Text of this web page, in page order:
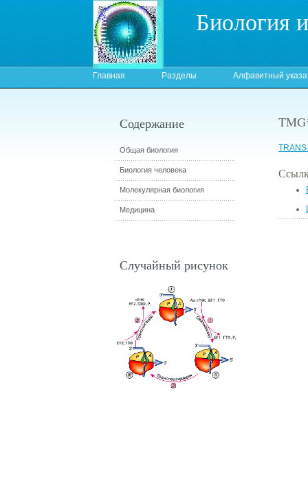
Биология
Главная Разделы Алфавитный
Содержание
Общая биология
Биология человека
Молекулярная биология
Медицина
Случайный рисунок